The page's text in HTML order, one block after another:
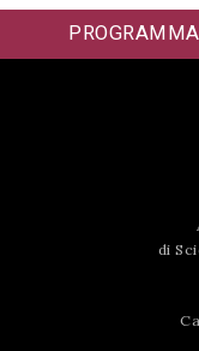
PROGRAMMA
di